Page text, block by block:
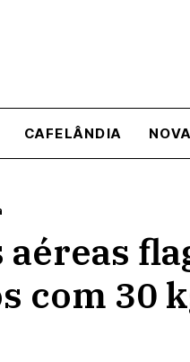
CAFELÂNDIA
aéreas
com 30